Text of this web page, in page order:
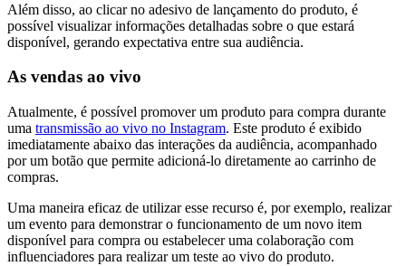
Além disso, ao clicar no adesivo de lançamento do produto, é
possível visualizar informações detalhadas sobre o que estará
disponível, gerando expectativa entre sua audiência.
As vendas ao vivo
Atualmente, é possível promover um produto para compra durante
uma transmissão ao vivo no Instagram. Este produto é exibido
imediatamente abaixo das interações da audiência, acompanhado
por um botão que permite adicioná-lo diretamente ao carrinho de
compras.
Uma maneira eficaz de utilizar esse recurso é, por exemplo, realizar
um evento para demonstrar o funcionamento de um novo item
disponível para compra ou estabelecer uma colaboração com
influenciadores para realizar um teste ao vivo do produto.